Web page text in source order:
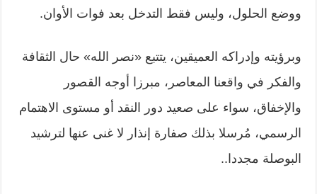
ووضع الحلول، وليس فقط التدخل بعد فوات الأوان.
وبرؤيته وإدراكه العميقين، يتتبع «نصر الله» حال الثقافة
والفكر في واقعنا المعاصر، مبرزا أوجه القصور
والإخفاق، سواء على صعيد دور النقد أو مستوى الاهتمام
الرسمي، مُرسلا بذلك صفارة إنذار لا غنى عنها لترشيد
البوصلة مجددا..